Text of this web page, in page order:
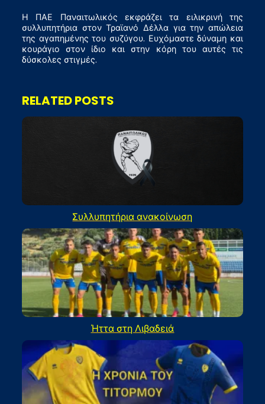
Η ΠΑΕ Παναιτωλικός εκφράζει τα ειλικρινή της
συλλυπητήρια στον Τραϊανό Δέλλα για την απώλεια
της αγαπημένης του συζύγου. Ευχόμαστε δύναμη και
κουράγιο στον ίδιο και στην κόρη του αυτές τις
δύσκολες στιγμές.
RELATED POSTS
Συλλυπητήρια ανακοίνωση
Ήττα στη Λιβαδειά